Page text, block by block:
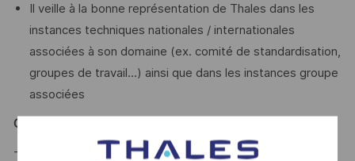
Il veille à la bonne représentation de Thales dans les
instances techniques nationales / internationales
associées à son domaine (ex. comité de standardisation,
groupes de travail...) ainsi que dans les instances groupe
associées
Qui êtes vous ?
- Issu d'une formation BAC+5, vous maitrisez les